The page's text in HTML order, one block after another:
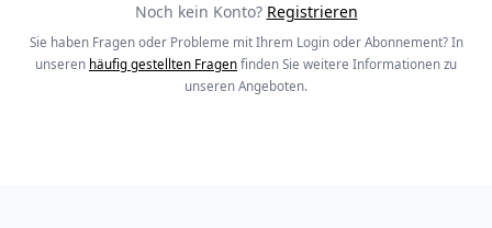
Noch kein Konto? Registrieren
Sie haben Fragen oder Probleme mit Ihrem Login oder Abonnement? In
unseren häufig gestellten Fragen finden Sie weitere Informationen zu
unseren Angeboten.